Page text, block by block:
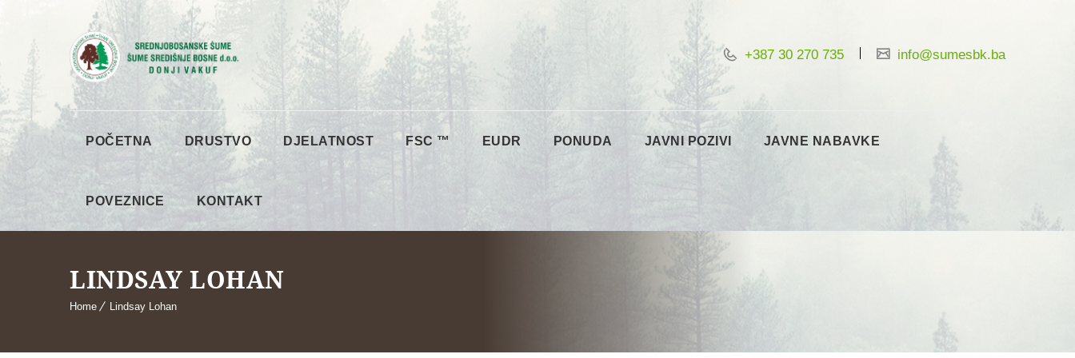
+387 30 270 735 info@sumesbk.ba
POČETNA DRUSTVO DJELATNOST FSC ™ EUDR PONUDA JAVNI POZIVI JAVNE NABAVKE
POVEZNICE KONTAKT
LINDSAY LOHAN
Home Lindsay Lohan